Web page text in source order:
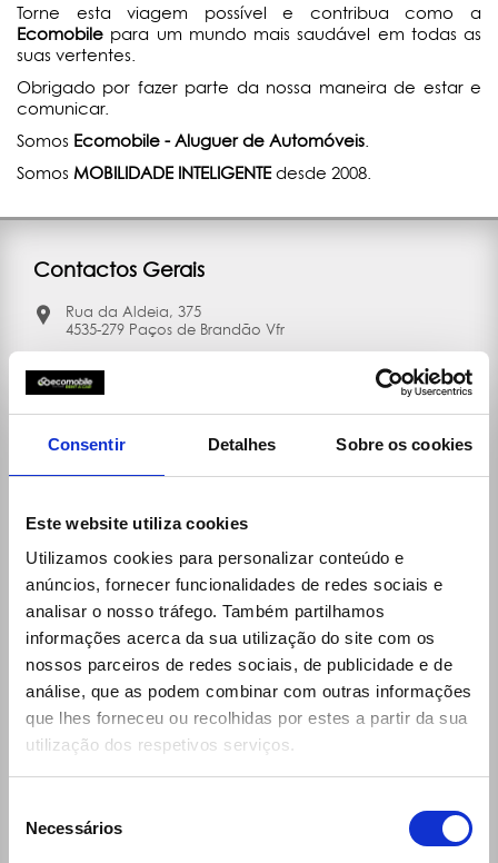
Consentir Detalhes Sobre os cookies
Este website utiliza cookies
Utilizamos cookies para personalizar conteúdo e
anúncios, fornecer funcionalidades de redes sociais e
analisar o nosso tráfego. Também partilhamos
informações acerca da sua utilização do site com os
nossos parceiros de redes sociais, de publicidade e de
análise, que as podem combinar com outras informações
que lhes forneceu ou recolhidas por estes a partir da sua
utilização dos respetivos serviços.
Necessários
Torne esta viagem possível e contribua como a
Ecomobile para um mundo mais saudável em todas as
suas vertentes.
Obrigado por fazer parte da nossa maneira de estar e
comunicar.
Somos Ecomobile - Aluguer de Automóveis
Somos MOBILIDADE INTELIGENTEdesde 2008.
Contactos Gerais
Rua da Aldeia, 375
4535-279 Paços de Brandão Vfr
nacional)
Dias Úteis e Sábados:
Ligações
30 Rent